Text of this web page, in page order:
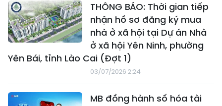
THÔNG BÁO: Thời gian tiếp
nhận hồ sơ đăng ký mua
nhà ở xã hội tại Dự án Nhà
ở xã hội Yên Ninh, phường
Yên Bái, tỉnh Lào Cai (Đợt 1)
03/07/2026 2:24
MB đồng hành số hóa tài